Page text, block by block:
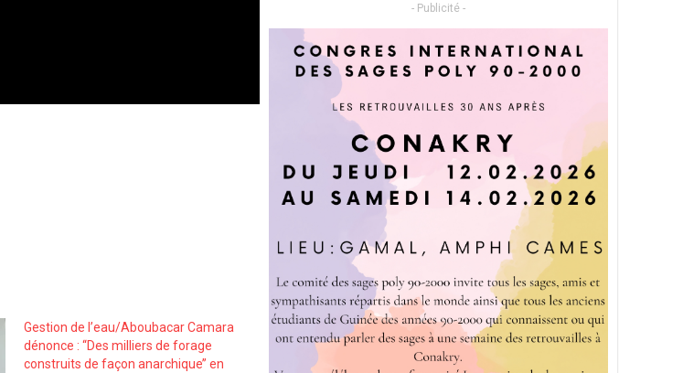
Gestion de l’eau/Aboubacar Camara
dénonce : ‘‘Des milliers de forage
construits de façon anarchique’’ en
- Publicité -